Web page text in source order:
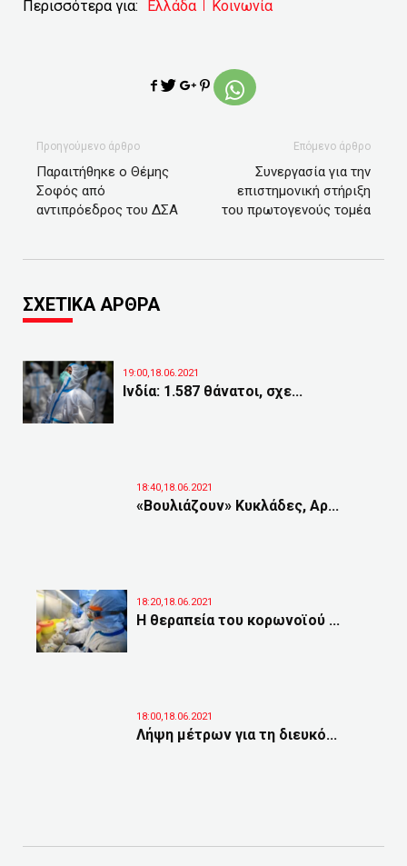
Περισσότερα για: Ελλάδα Κοινωνία
Προηγούμενο άρθρο
Παραιτήθηκε ο Θέμης
Σοφός από
αντιπρόεδρος του ΔΣΑ
Επόμενο άρθρο
Συνεργασία για την
επιστημονική στήριξη
του πρωτογενούς τομέα
ΣΧΕΤΙΚΑ ΑΡΘΡΑ
19:00,18.06.2021
Ινδία: 1.587 θάνατοι, σχε...
18:40,18.06.2021
«Βουλιάζουν» Κυκλάδες, Αρ...
18:20,18.06.2021
Η θεραπεία του κορωνοϊού ...
18:00,18.06.2021
Λήψη μέτρων για τη διευκό...